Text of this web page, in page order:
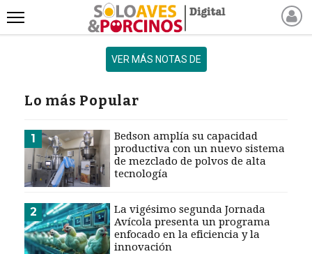
NOTICIAS RECIENTES
NOTICIAS
PRODUCCIÓN
PROCESO
PRODUCTO
MARKETPLACE
REVISTAS
VER MÁS NOTAS DE
Lo más Popular
1
Bedson amplía su capacidad
productiva con un nuevo sistema
de mezclado de polvos de alta
tecnología
2
La vigésimo segunda Jornada
Avícola presenta un programa
enfocado en la eficiencia y la
innovación